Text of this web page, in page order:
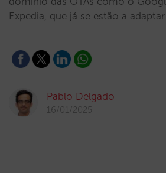
Expedia, que já se estão a
Pablo Delgado
16/01/2025